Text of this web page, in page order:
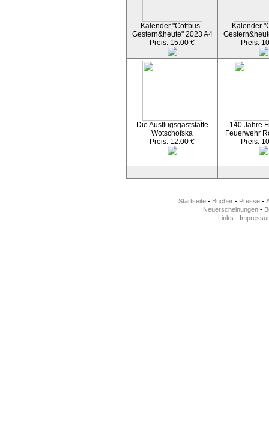
Kalender "Cottbus -
Gestern&heute" 2023 A4
Preis: 15.00 €
Kalender
Preis:
Die Ausflugsgaststätte
Wotschofska
Preis: 12.00 €
140 Jahre
Feuerwehr
Preis:
Startseite - Bücher - Presse -
Neuerscheinungen-
Links -